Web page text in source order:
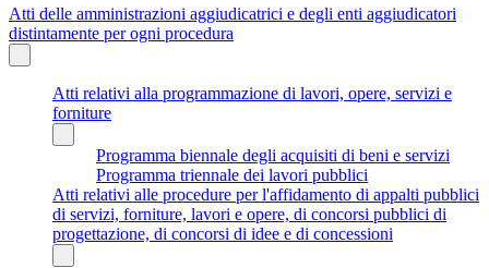
Atti delle amministrazioni aggiudicatrici e degli enti aggiudicatori
distintamente per ogni procedura
Atti relativi alla programmazione di lavori, opere, servizi e
forniture
Programma biennale degli acquisiti di beni e servizi
Programma triennale dei lavori pubblici
Atti relativi alle procedure per l'affidamento di appalti pubblici
di servizi, forniture, lavori e opere, di concorsi pubblici di
progettazione, di concorsi di idee e di concessioni